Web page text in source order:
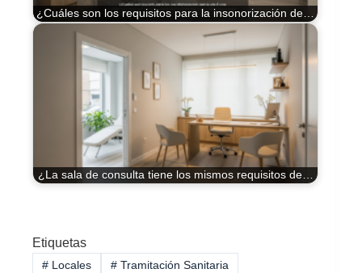
¿Cuáles son los requisitos para la insonorización de…
¿La sala de consulta tiene los mismos requisitos de…
Etiquetas
#Locales #Tramitación Sanitaria